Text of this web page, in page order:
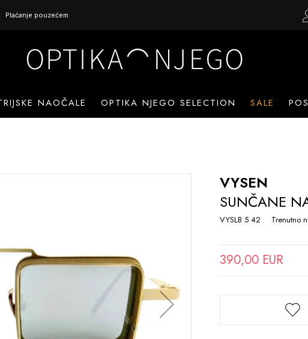
Plaćanje pouzećem
NAOČALE OPTIKA NJEGO SELECTION SALE
VYSEN
SUNČANE
VYSLB 5 42 Trenutno
390,00 EUR